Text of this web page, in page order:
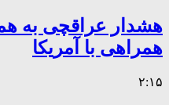
هشدار عراقچی به
همراهی با آمریکا
۲:۱۵